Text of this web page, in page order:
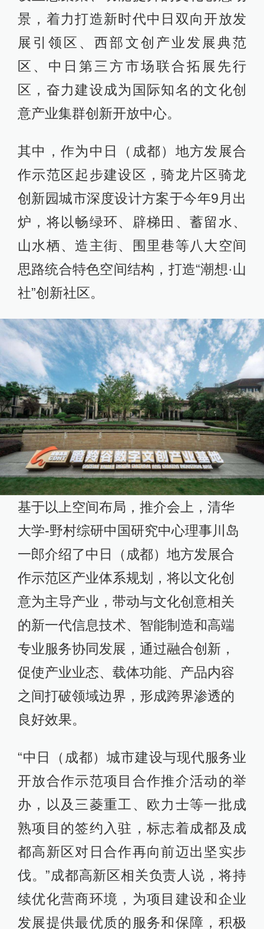
景，着力打造新时代中日双向开放发
展引领区、西部文创产业发展典范
区、中日第三方市场联合拓展先行
区，奋力建设成为国际知名的文化创
意产业集群创新开放中心。
其中，作为中日（成都）地方发展合
作示范区起步建设区，骑龙片区骑龙
创新园城市深度设计方案于今年9月出
炉，将以畅绿环、辟梯田、蓄留水、
山水栖、造主街、围里巷等八大空间
思路统合特色空间结构，打造“潮想·山
社”创新社区。
基于以上空间布局，推介会上，清华
大学-野村综研中国研究中心理事川岛
一郎介绍了中日（成都）地方发展合
作示范区产业体系规划，将以文化创
意为主导产业，带动与文化创意相关
的新一代信息技术、智能制造和高端
专业服务协同发展，通过融合创新，
促使产业业态、载体功能、产品内容
之间打破领域边界，形成跨界渗透的
良好效果。
“中日（成都）城市建设与现代服务业
开放合作示范项目合作推介活动的举
办，以及三菱重工、欧力士等一批成
熟项目的签约入驻，标志着成都及成
都高新区对日合作再向前迈出坚实步
伐。”成都高新区相关负责人说，将持
续优化营商环境，为项目建设和企业
发展提供最优质的服务和保障，积极